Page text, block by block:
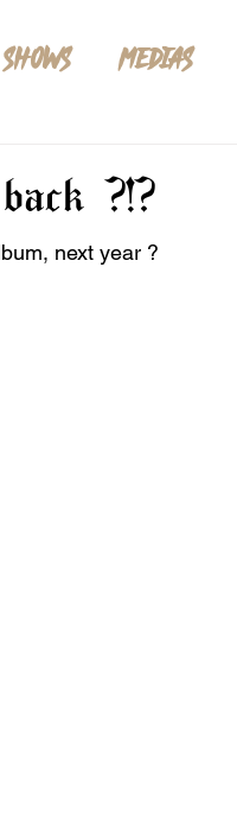
SHOWS MEDIAS
?!?
next year ?